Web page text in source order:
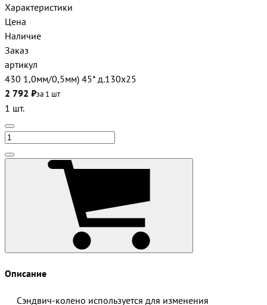
Характеристики
Цена
Наличие
Заказ
артикул
430 1,0мм/0,5мм) 45* д.130х25
2 792 ₽за 1 шт
1 шт.
Описание
Сэндвич-колено используется для изменения